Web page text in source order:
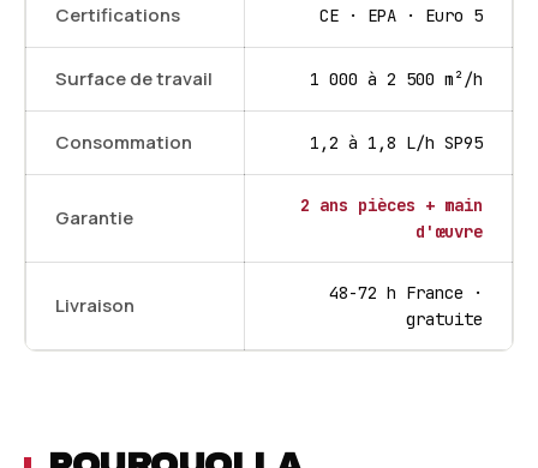
Certifications CE · EPA · Euro 5
Surface de travail 1 000 à 2 500 m²/h
Consommation 1,2 à 1,8 L/h SP95
Garantie
2 ans pièces + main
d'œuvre
Livraison
48-72 h France ·
gratuite